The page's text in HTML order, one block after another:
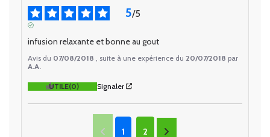
5/5
infusion relaxante et bonne au gout
Avis du 07/08/2018 , suite à une expérience du 20/07/2018 par
A.A.
UTILE(0) Signaler
1 2